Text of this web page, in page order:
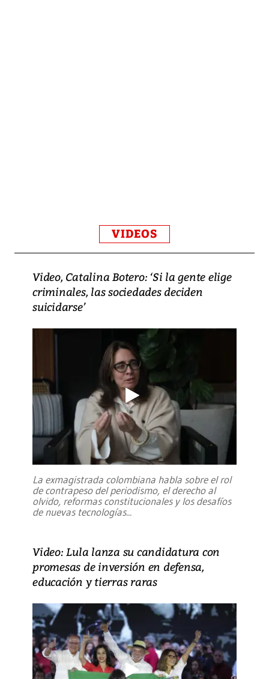
VIDEOS
Video, Catalina Botero: ‘Si la gente elige
criminales, las sociedades deciden
suicidarse’
La exmagistrada colombiana habla sobre el rol
de contrapeso del periodismo, el derecho al
olvido, reformas constitucionales y los desafíos
de nuevas tecnologías...
Video: Lula lanza su candidatura con
promesas de inversión en defensa,
educación y tierras raras